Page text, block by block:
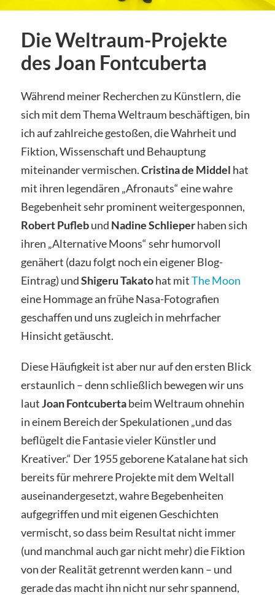
Die Weltraum-Projekte
des Joan Fontcuberta
Während meiner Recherchen zu Künstlern, die
sich mit dem Thema Weltraum beschäftigen, bin
ich auf zahlreiche gestoßen, die Wahrheit und
Fiktion, Wissenschaft und Behauptung
miteinander vermischen.Cristina de Middel hat
mit ihren legendären „Afronauts“ eine wahre
Begebenheit sehr prominent weitergesponnen,
Robert Puflebund Nadine Schlieperhaben sich
ihren „Alternative Moons“ sehr humorvoll
genähert (dazu folgt noch ein eigener Blog-
Eintrag) undShigeru Takatohat mitThe Moon
eine Hommage an frühe Nasa-Fotografien
geschaffen und uns zugleich in mehrfacher
Hinsicht getäuscht.
Diese Häufigkeit ist aber nur auf den ersten Blick
erstaunlich – denn schließlich bewegen wir uns
lautJoan Fontcubertabeim Weltraum ohnehin
in einem Bereich der Spekulationen „und das
beflügelt die Fantasie vieler Künstler und
Kreativer.“ Der 1955 geborene Katalane hat sich
bereits für mehrere Projekte mit dem Weltall
auseinandergesetzt, wahre Begebenheiten
aufgegriffen und mit eigenen Geschichten
vermischt, so dass beim Resultat nicht immer
(und manchmal auch gar nicht mehr) die Fiktion
von der Realität getrennt werden kann – und
gerade das macht ihn nicht nur sehr spannend,